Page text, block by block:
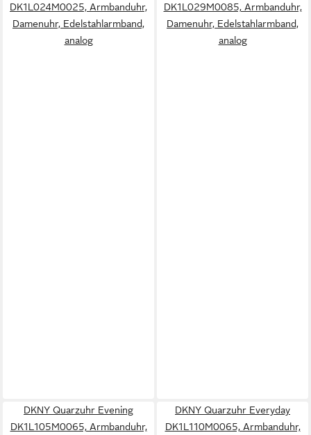
DK1L024M0025, Armbanduhr,
Damenuhr, Edelstahlarmband,
analog
DK1L029M0085, Armbanduhr,
Damenuhr, Edelstahlarmband,
analog
DKNY Quarzuhr Evening
DK1L105M0065, Armbanduhr,
DKNY Quarzuhr Everyday
DK1L110M0065, Armbanduhr,